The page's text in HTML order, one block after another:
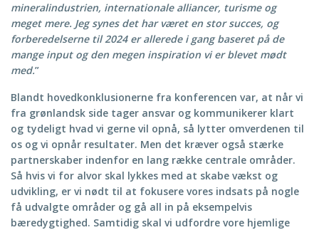
mineralindustrien, internationale alliancer, turisme og
meget mere. Jeg synes det har været en stor succes, og
forberedelserne til 2024 er allerede i gang baseret på de
mange input og den megen inspiration vi er blevet mødt
med.”
Blandt hovedkonklusionerne fra konferencen var, at når vi
fra grønlandsk side tager ansvar og kommunikerer klart
og tydeligt hvad vi gerne vil opnå, så lytter omverdenen til
os og vi opnår resultater. Men det kræver også stærke
partnerskaber indenfor en lang række centrale områder.
Så hvis vi for alvor skal lykkes med at skabe vækst og
udvikling, er vi nødt til at fokusere vores indsats på nogle
få udvalgte områder og gå all in på eksempelvis
bæredygtighed. Samtidig skal vi udfordre vore hjemlige